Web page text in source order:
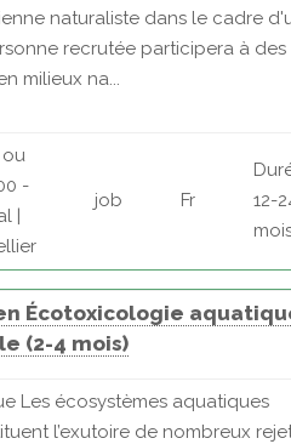
naturaliste dans le cadre
recrutée participera à des
milieux na...
ou
-
|
job Fr
12-
Écotoxicologie
(2-4 mois)
Les écosystèmes aquatiques
l’exutoire de nombreux